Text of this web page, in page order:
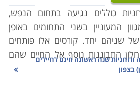
כוללים נגיעה בתחום הנפש,
המעוניין בשני התחומים באופן
שניהם יחד. קורסים אלו פותחים
התבוננות נוסף אל החיים שהם
שני מטרות: האחת היא להעצים את
ורוחניות שנה ראשונה חינם לחיילים
בצפון